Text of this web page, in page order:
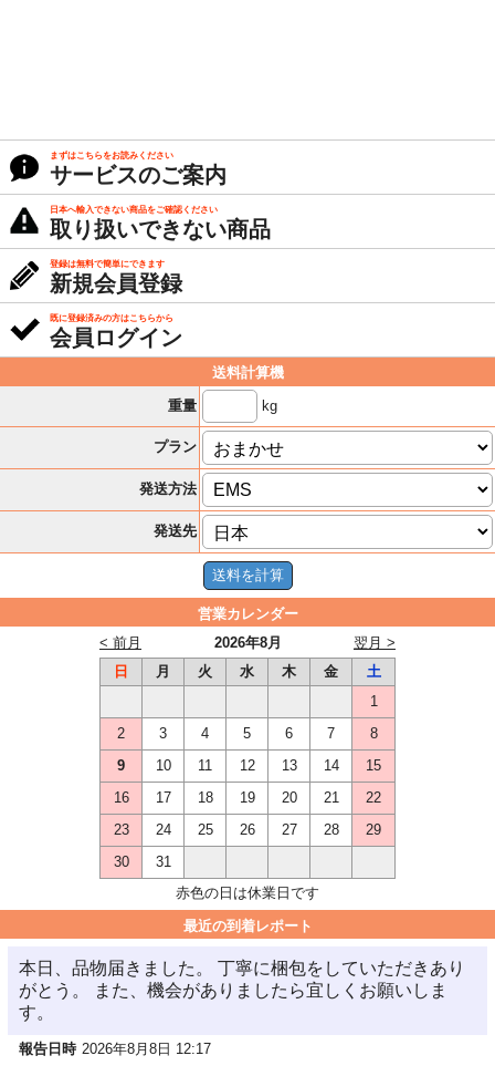
まずはこちらをお読みください
サービスのご案内
日本へ輸入できない商品をご確認ください
取り扱いできない商品
登録は無料で簡単にできます
新規会員登録
既に登録済みの方はこちらから
会員ログイン
送料計算機
重量
kg
プラン
発送方法
発送先
営業カレンダー
2026年8月
< 前月
翌月 >
日
月 火 水 木 金
土
1
2
3 4 5 6 7
8
9
10 11 12 13 14
15
16
17 18 19 20 21
22
23
24 25 26 27 28
29
30
31
赤色の日は休業日です
最近の到着レポート
本日、品物届きました。 丁寧に梱包をしていただきあり
がとう。 また、機会がありましたら宜しくお願いしま
す。
報告日時 2026年8月8日 12:17